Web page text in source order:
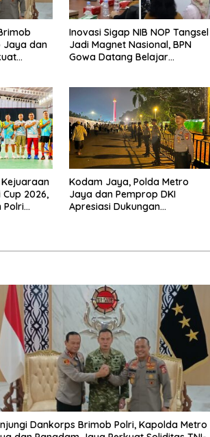
Jaya dan
Inovasi Sigap NIB NOP Tangsel
Jadi Magnet Nasional, BPN
Gowa Datang Belajar
2026,
Polri
Kodam Jaya, Polda Metro
Jaya dan Pemprop DKI
Apresiasi Dukungan
Dankorps Brimob Polri, Kapolda Metro